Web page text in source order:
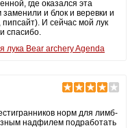
где оказался эта
и блок и веревки и
И сейчас мой лук
спасибо.
лука Bear archery Agenda
норм для лимб-
надфилем подработать